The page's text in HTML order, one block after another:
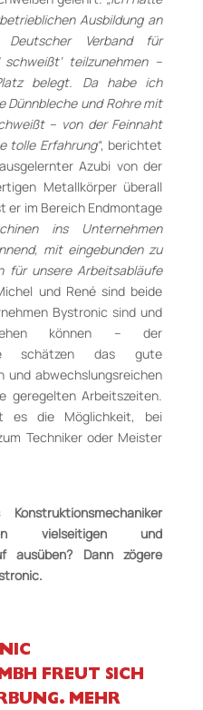
Ausbildung an
Verband für
schweißt‘ teilzunehmen –
belegt. Da habe ich
Dünnbleche und Rohre mit
– von der Feinnaht
tolle Erfahrung“, berichtet
Azubi von der
Metallkörper überall
im Bereich Endmontage
ins Unternehmen
mit eingebunden zu
für unsere Arbeitsabläufe
und René sind beide
Bystronic sind und
können – der
schätzen das gute
und abwechslungsreichen
geregelten Arbeitszeiten.
es die Möglichkeit, bei
Techniker oder Meister
vielseitigen und
ausüben? Dann zögere
FREUT SICH
MEHR